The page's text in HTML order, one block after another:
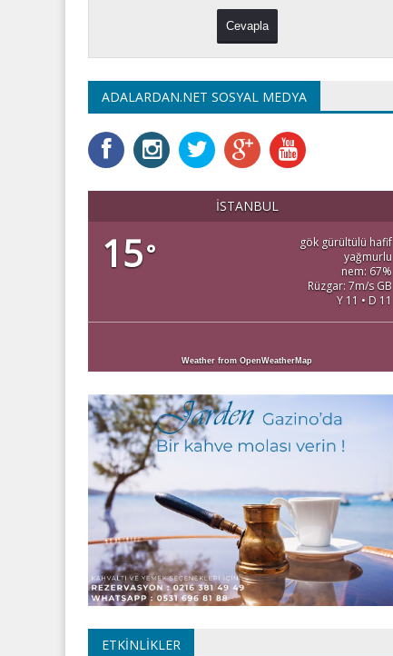
ADALARDAN.NET SOSYAL MEDYA
İSTANBUL
15°
gök gürültülü hafif
yağmurlu
nem: 67%
Rüzgar: 7m/s GB
Y 11 • D 11
Weather from OpenWeatherMap
ETKINLIKLER